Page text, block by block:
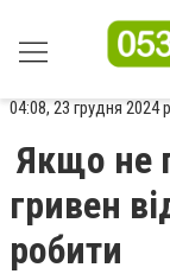
04:08, 23 грудня 2024
Якщо не
гривен
робити